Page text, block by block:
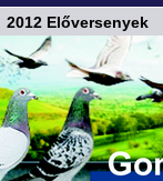
2012 Előversenyek